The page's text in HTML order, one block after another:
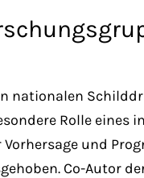
nationalen
Rolle eines
und
Co-Autor